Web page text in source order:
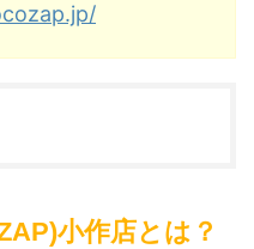
小作店とは？